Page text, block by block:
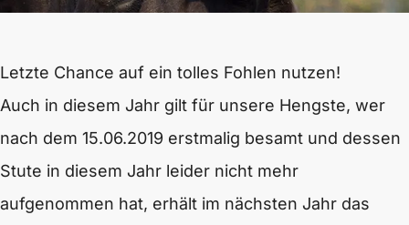
Letzte Chance auf ein tolles Fohlen nutzen!
Auch in diesem Jahr gilt für unsere Hengste, wer
nach dem 15.06.2019 erstmalig besamt und dessen
Stute in diesem Jahr leider nicht mehr
aufgenommen hat, erhält im nächsten Jahr das